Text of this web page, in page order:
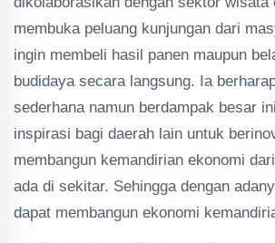
membuka peluang kunjungan dari
ingin membeli hasil panen maupun
budidaya secara langsung. Ia
sederhana namun berdampak besar
inspirasi bagi daerah lain untuk
membangun kemandirian ekonomi
ada di sekitar. Sehingga dengan
dapat membangun ekonomi